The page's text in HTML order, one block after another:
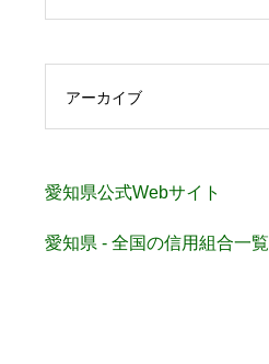
アーカイブ
愛知県公式Webサイト
愛知県 - 全国の信用組合一覧